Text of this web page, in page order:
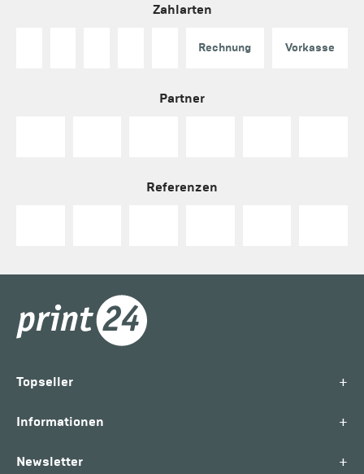
Zahlarten
Rechnung Vorkasse
Partner
Referenzen
Topseller +
Informationen +
Newsletter +